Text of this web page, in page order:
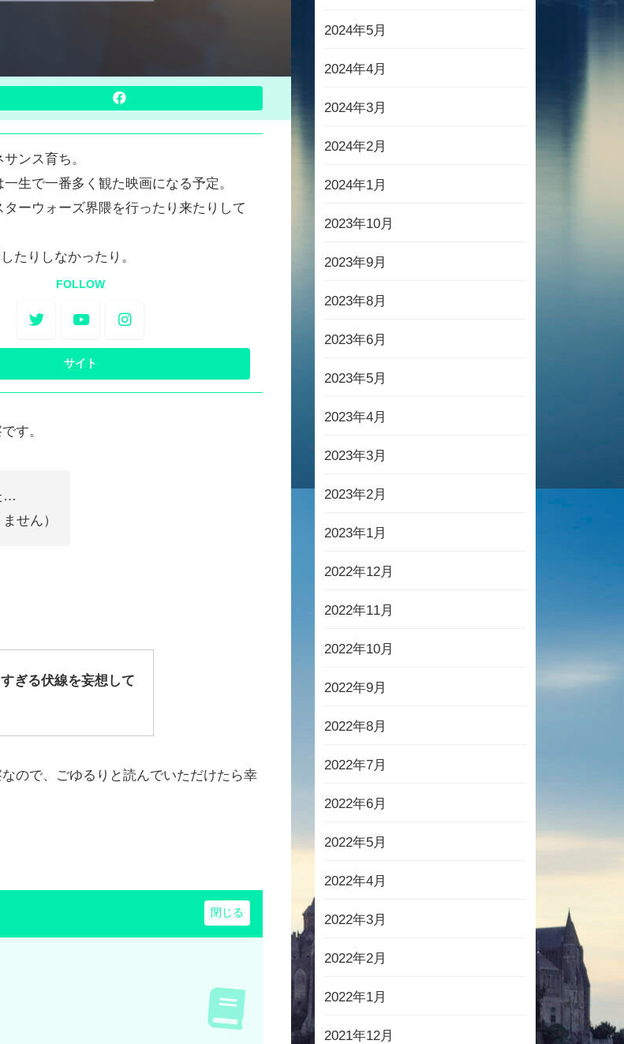
ンス育ち。
一生で一番多く観た映画になる予定。
ターウォーズ界隈を行ったり来たりして
たりしなかったり。
FOLLOW
す。
…
せん）
ぎる伏線を妄想して
ので、ごゆるりと読んでいただけたら幸
2024年5月
2024年4月
2024年3月
2024年2月
2024年1月
2023年10月
2023年9月
2023年8月
2023年6月
2023年5月
2023年4月
2023年3月
2023年2月
2023年1月
2022年12月
2022年11月
2022年10月
2022年9月
2022年8月
2022年7月
2022年6月
2022年5月
2022年4月
2022年3月
2022年2月
2022年1月
2021年12月